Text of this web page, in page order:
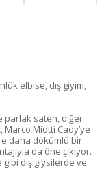
elbise, dış giyim,
parlak saten, diğer
Miotti Cady’ye
daha dökümlü bir
da öne çıkıyor.
dış giysilerde ve